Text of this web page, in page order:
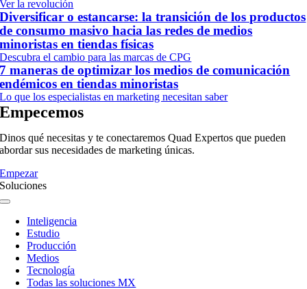
Ver la revolución
Diversificar o estancarse: la transición de los productos
de consumo masivo hacia las redes de medios
minoristas en tiendas físicas
Descubra el cambio para las marcas de CPG
7 maneras de optimizar los medios de comunicación
endémicos en tiendas minoristas
Lo que los especialistas en marketing necesitan saber
Empecemos
Dinos qué necesitas y te conectaremos Quad Expertos que pueden
abordar sus necesidades de marketing únicas.
Empezar
Soluciones
Navegación
palancaInteligencia
Estudio
Producción
Medios
Tecnología
Todas las soluciones MX